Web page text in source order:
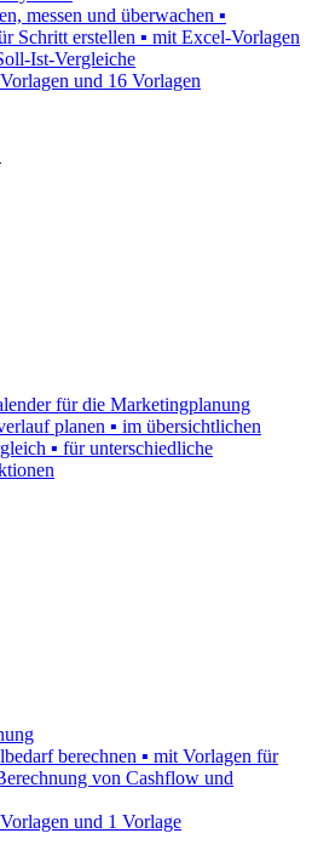
messen und überwachen ▪
Schritt erstellen ▪ mit Excel-Vorlagen
Ist-Vergleiche
und 16 Vorlagen
für die Marketingplanung
planen ▪ im übersichtlichen
▪ für unterschiedliche
berechnen ▪ mit Vorlagen für
von Cashflow und
und 1 Vorlage